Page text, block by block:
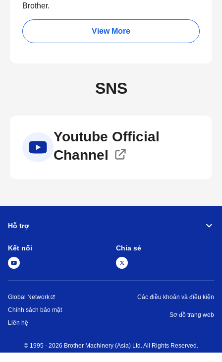
Brother.
View More
SNS
Youtube Official
Channel
Hỗ trợ
Kết nối Chia sẻ
Global Network
Chính sách bảo mật
Liên hệ
Các điều khoản và điều kiện
Sơ đồ trang web
© 1995 - 2026 Brother Machinery (Asia) Ltd. All Rights Reserved.